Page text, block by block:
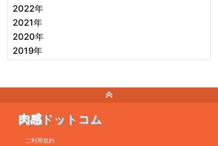
2022年
2021年
2020年
2019年
肉感ドットコム
ご利用規約